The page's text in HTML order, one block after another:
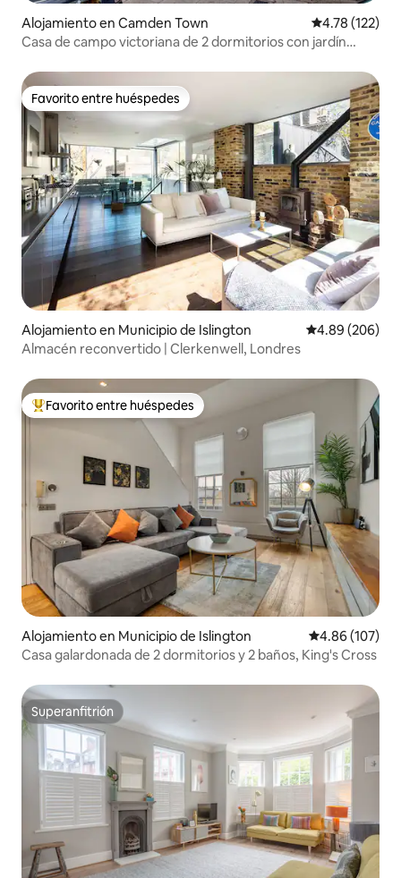
Alojamiento en Camden Town Calificación
4.78 (122)
Casa de campo victoriana de 2 dormitorios con jardín
Favorito entre huéspedes
Favorito entre huéspedes
Alojamiento en Municipio de Islington Calificación
4.89 (206)
Almacén reconvertido | Clerkenwell, Londres
Favorito entre huéspedes preferido
Favorito entre huéspedes
Alojamiento en Municipio de Islington Calificación
4.86 (107)
Casa galardonada de 2 dormitorios y 2 baños, King's Cross
Superanfitrión
Superanfitrión